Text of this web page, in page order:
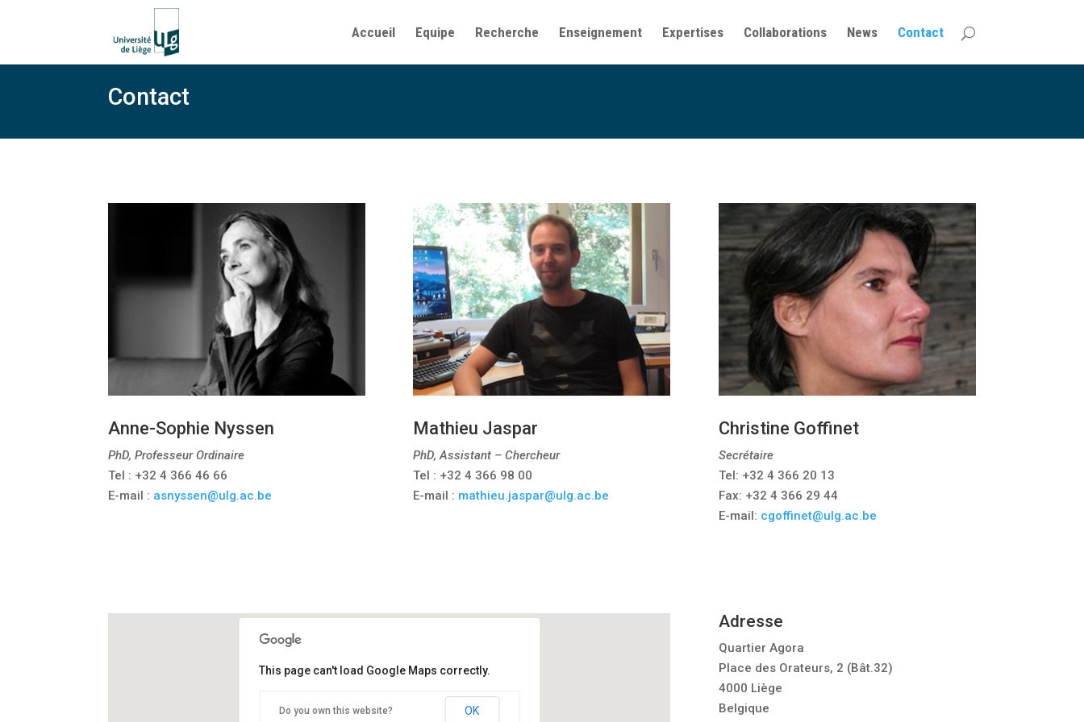
Accueil Equipe Recherche Enseignement Expertises Collaborations News Contact
Contact
Anne-Sophie Nyssen
PhD, Professeur Ordinaire
Tel : +32 4 366 46 66
E-mail : asnyssen@ulg.ac.be
Mathieu Jaspar
PhD, Assistant – Chercheur
Tel : +32 4 366 98 00
E-mail : mathieu.jaspar@ulg.ac.be
Christine Goffinet
Secrétaire
Tel: +32 4 366 20 13
Fax: +32 4 366 29 44
E-mail: cgoffinet@ulg.ac.be
This page can't load Google Maps correctly.
Do you own this website? OK
Adresse
Quartier Agora
Place des Orateurs, 2 (Bât.32)
4000 Liège
Belgique